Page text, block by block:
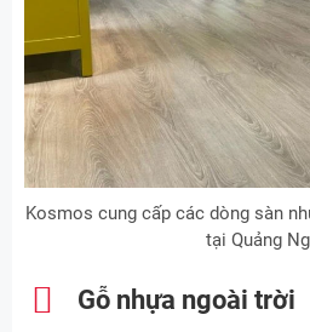
Kosmos cung cấp các dòng sàn
tại Quảng
Gỗ nhựa ngoài trời